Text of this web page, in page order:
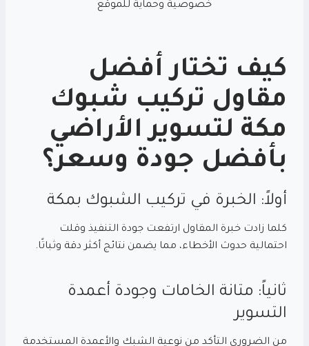
خصوصية وحماية للموقع
كيف تختار أفضل
مقاول تركيب شبوك
مكة لتسوير الأراضي
بأفضل جودة وسعر؟
أولاً: الخبرة في تركيب الشبوك بمكة
كلما زادت خبرة المقاول ارتفعت جودة التنفيذ وقلت
احتمالية حدوث الأخطاء، مما يضمن نتائج أكثر دقة وثباتًا.
ثانياً: متانة الخامات وجودة أعمدة
التسوير
من الضروري التأكد من نوعية الشبك والأعمدة المستخدمة